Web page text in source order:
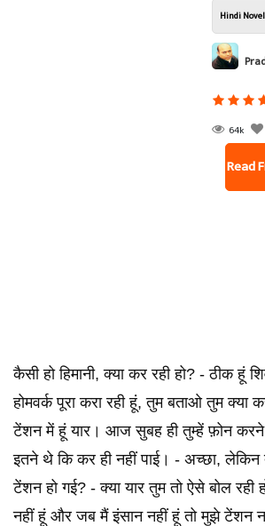
Hindi
64k
Read
कैसी हो हिमानी, क्या कर रही हो? - ठीक हूं
होमवर्क पूरा करा रही हूं, तुम बताओ तुम क्या
टेंशन में हूं यार। आज सुबह ही तुम्हें फ़ोन करने
इतने थे कि कर ही नहीं पाई। - अच्छा, लेकिन
टेंशन हो गई? - क्या यार तुम तो ऐसे बोल रही
नहीं हूं और जब मैं इंसान नहीं हूं तो मुझे टेंशन